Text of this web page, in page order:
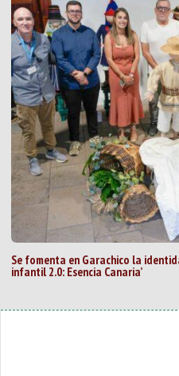
Se fomenta en Garachico la
infantil 2.0: Esencia Canaria’